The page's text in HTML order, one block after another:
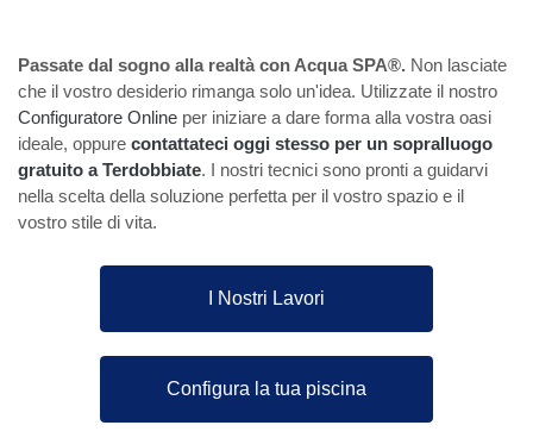
Passate dal sogno alla realtà con Acqua SPA®. Non lasciate
che il vostro desiderio rimanga solo un'idea. Utilizzate il nostro
Configuratore Online per iniziare a dare forma alla vostra oasi
ideale, oppure contattateci oggi stesso per un sopralluogo
gratuito a Terdobbiate. I nostri tecnici sono pronti a guidarvi
nella scelta della soluzione perfetta per il vostro spazio e il
vostro stile di vita.
I Nostri Lavori
Configura la tua piscina